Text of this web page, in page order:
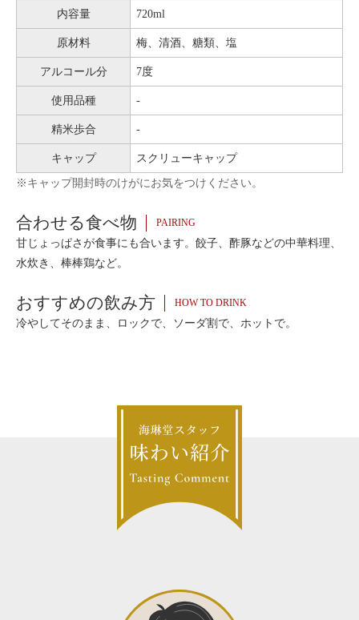
内容量 720ml
原材料 梅、清酒、糖類、塩
アルコール分 7度
使用品種 -
精米歩合 -
キャップ スクリューキャップ
※キャップ開封時のけがにお気をつけください。
合わせる食べ物 PAIRING
甘じょっぱさが食事にも合います。餃子、酢豚などの中華料理、
水炊き、棒棒鶏など。
おすすめの飲み方 HOW TO DRINK
冷やしてそのまま、ロックで、ソーダ割で、ホットで。